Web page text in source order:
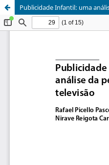
Publicidade Infantil: uma